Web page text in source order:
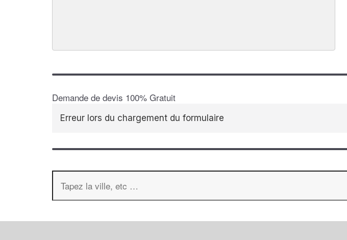
Demande de devis 100% Gratuit
Erreur lors du chargement du formulaire